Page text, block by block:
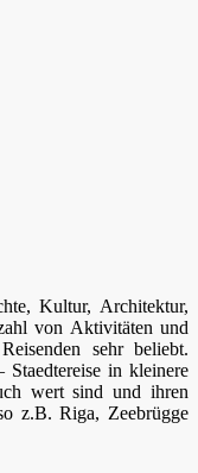
Kultur, Architektur,
von Aktivitäten und
sehr beliebt.
in kleinere
wert sind und ihren
z.B. Riga, Zeebrügge